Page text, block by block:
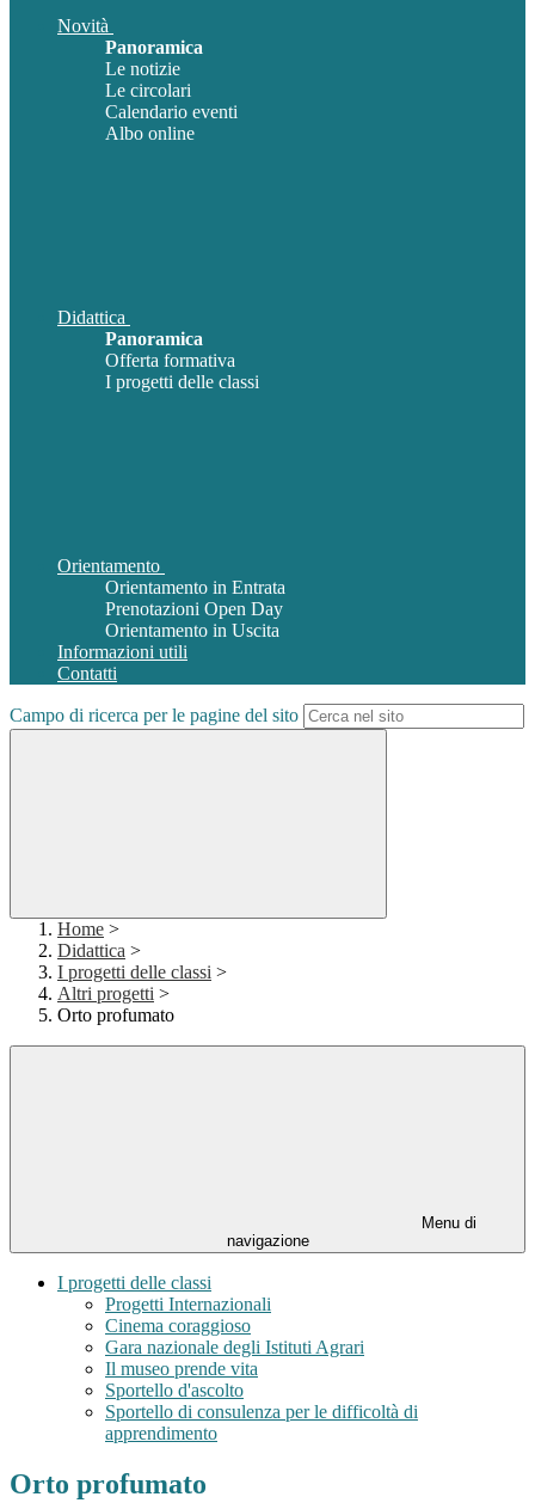
Novità
Panoramica
Le notizie
Le circolari
Calendario eventi
Albo online
Didattica
Panoramica
Offerta formativa
I progetti delle classi
Orientamento
Orientamento in Entrata
Prenotazioni Open Day
Orientamento in Uscita
Informazioni utili
Contatti
Campo di ricerca per le pagine del sito
Home >
Didattica >
I progetti delle classi >
Altri progetti >
Orto profumato
Menu di
navigazione
I progetti delle classi
Progetti Internazionali
Cinema coraggioso
Gara nazionale degli Istituti Agrari
Il museo prende vita
Sportello d'ascolto
Sportello di consulenza per le difficoltà di
apprendimento
Orto profumato